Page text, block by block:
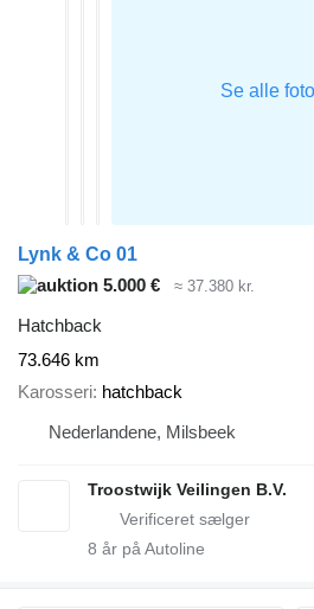
Lynk & Co 01
5.000 €
≈ 37.380 kr.
Hatchback
73.646 km
Karosseri hatchback
Nederlandene, Milsbeek
Troostwijk Veilingen B.V.
8 år på Autoline